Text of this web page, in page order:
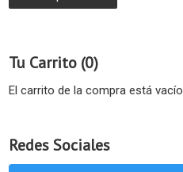
Tu Carrito (0)
El carrito de la compra está vacío
Redes Sociales